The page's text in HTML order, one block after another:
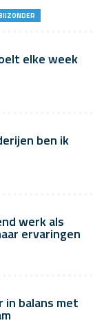
elke week
ben ik
werk als
ervaringen
in balans met